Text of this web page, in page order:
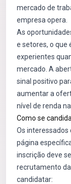
mercado de
empresa opera.
As
e setores, o que
experientes
mercado. A
sinal positivo
aumentar a
nível de renda
Como se
Os interessados
página
inscrição deve
recrutamento
candidatar: